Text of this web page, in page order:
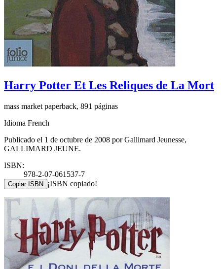
Harry Potter Et Les Reliques de La Mort
mass market paperback, 891 páginas
Idioma French
Publicado el 1 de octubre de 2008 por Gallimard Jeunesse,
GALLIMARD JEUNE.
ISBN:
978-2-07-061537-7
Copiar ISBN ¡ISBN copiado!